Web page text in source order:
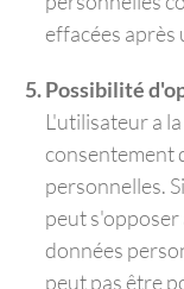
effacées après
Possibilité
L'utilisateur a
consentement
personnelles.
peut s'opposer
données
peut pas être